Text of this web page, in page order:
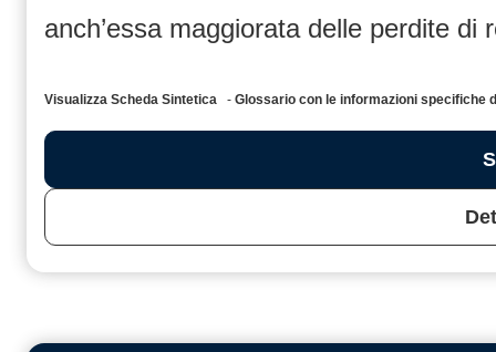
anch’essa maggiorata delle perdite di
Visualizza Scheda Sintetica - Glossario con le informazioni